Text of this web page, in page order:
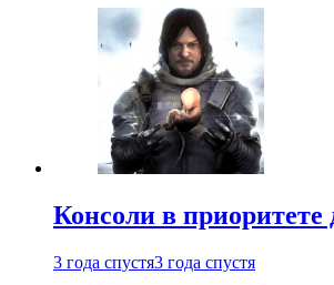
Консоли в
3 года спустя3 года спустя